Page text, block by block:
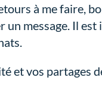
à me faire,
un message. Il
et vos partages